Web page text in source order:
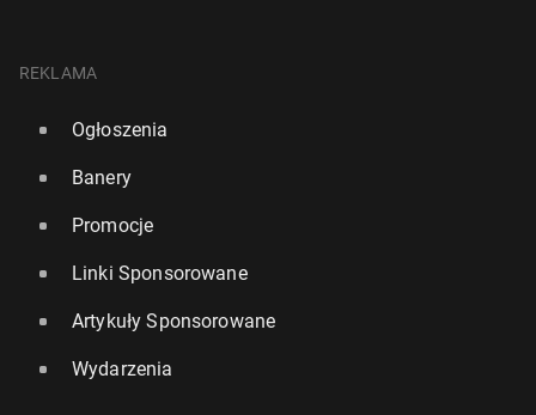
REKLAMA
Ogłoszenia
Banery
Promocje
Linki Sponsorowane
Artykuły Sponsorowane
Wydarzenia